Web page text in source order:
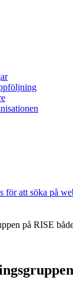
på RISE